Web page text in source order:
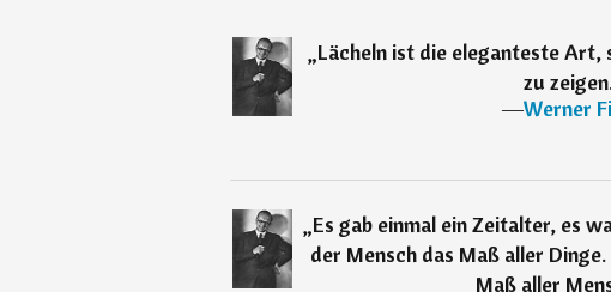
„Lächeln ist die eleganteste Art,
zu zeigen.
―Werner
„Es gab einmal ein Zeitalter, es
der Mensch das Maß aller
Maß aller